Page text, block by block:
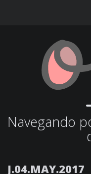
Navegando
J.04.MAY.2017